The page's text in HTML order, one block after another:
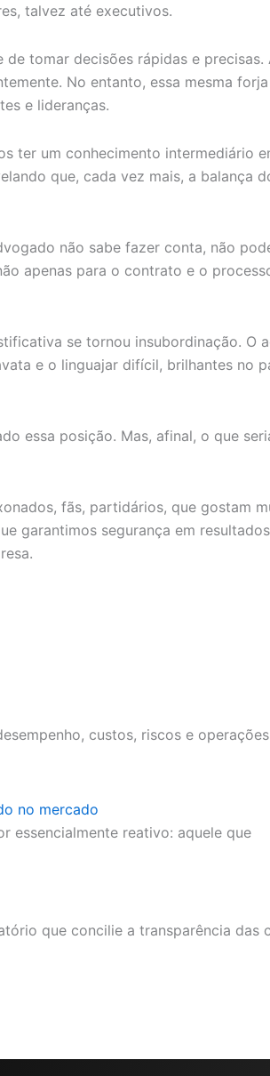
talvez até executivos.
tomar decisões rápidas e
No entanto, essa mesma
e lideranças.
ter um conhecimento intermediário
que, cada vez mais, a balança
não sabe fazer conta, não
apenas para o contrato e o
se tornou insubordinação. O
e o linguajar difícil, brilhantes no
essa posição. Mas, afinal, o que
fãs, partidários, que gostam
garantimos segurança em
custos, riscos e
no mercado
essencialmente reativo: aquele que
que concilie a transparência das